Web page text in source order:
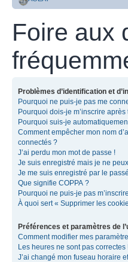
Foire aux
Problèmes d’identification et
Pourquoi ne puis-je pas me
Pourquoi dois-je m’inscrire après
Pourquoi suis-je
Comment empêcher mon nom
connectés ?
J’ai perdu mon mot de passe !
Je suis enregistré mais je ne
Je me suis enregistré par le
Que signifie COPPA ?
Pourquoi ne puis-je pas
À quoi sert « Supprimer les
Préférences et paramètres de
Comment modifier mes
Les heures ne sont pas correctes
J’ai changé mon fuseau horaire